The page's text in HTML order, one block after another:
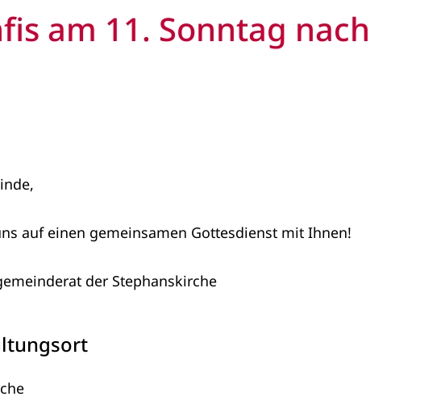
am 11. Sonntag nach
auf einen gemeinsamen Gottesdienst mit Ihnen!
der Stephanskirche